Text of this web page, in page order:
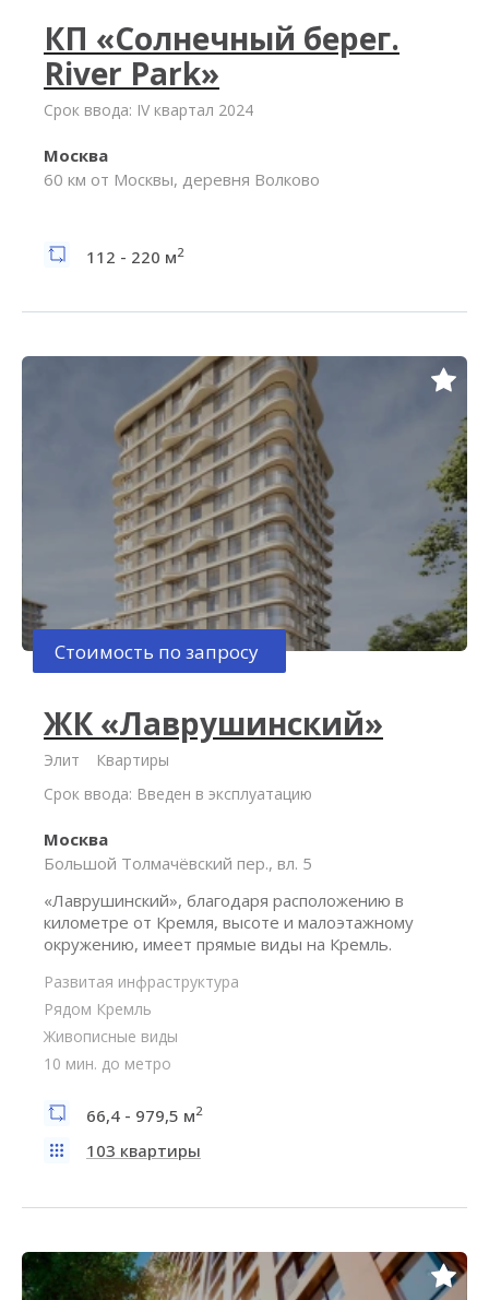
КП «Солнечный берег.
River Park»
Срок ввода: IV квартал 2024
Москва
60 км от Москвы, деревня Волково
112 - 220 м2
Стоимость по запросу
ЖК «Лаврушинский»
Элит
Квартиры
Срок ввода: Введен в эксплуатацию
Москва
Большой Толмачёвский пер., вл. 5
«Лаврушинский», благодаря расположению в
километре от Кремля, высоте и малоэтажному
окружению, имеет прямые виды на Кремль.
Развитая инфраструктура
Рядом Кремль
Живописные виды
10 мин. до метро
66,4 - 979,5 м2
103 квартиры